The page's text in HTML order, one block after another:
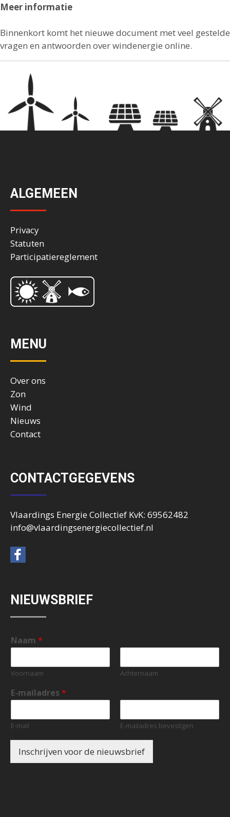
Meer informatie
Binnenkort komt het nieuwe document met veel gestelde
vragen en antwoorden over windenergie online.
ALGEMEEN
Privacy
Statuten
Participatiereglement
MENU
Over ons
Zon
Wind
Nieuws
Contact
CONTACTGEGEVENS
Vlaardings Energie Collectief KvK: 69562482
info@vlaardingsenergiecollectief.nl
NIEUWSBRIEF
Naam *
Voornaam Achternaam
E-mailadres *
E-mail E-mailadres bevestigen
Inschrijven voor de nieuwsbrief